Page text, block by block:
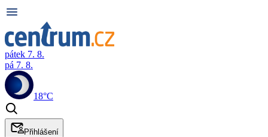
pátek 7. 8.
pá 7. 8.
18°C
Přihlášení